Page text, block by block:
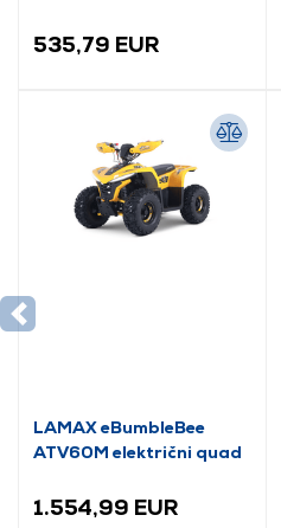
(06008A7800)
535,79 EUR
LAMAX eBumbleBee
ATV60M električni quad
1.554,99 EUR